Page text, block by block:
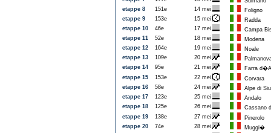
etappe 8
151e 14 mei
Foligno
etappe 9
153e 15 mei
Radda
etappe 10
46e 17 mei
Campa
etappe 11
52e 18 mei
Modena
etappe 12
164e 19 mei
Noale
etappe 13
109e 20 mei
etappe 14
95e 21 mei
Farra
etappe 15
153e 22 mei
Corvara
etappe 16
58e 24 mei
Alpe di
etappe 17
123e 25 mei
Andalo
etappe 18
125e 26 mei
Cassano
etappe 19
138e 27 mei
Pinerolo
etappe 20
74e 28 mei
Muggi�